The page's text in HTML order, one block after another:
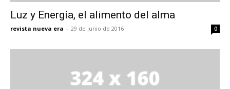
Luz y Energía, el alimento del alma
revista nueva era - 29 de junio de 2016 0